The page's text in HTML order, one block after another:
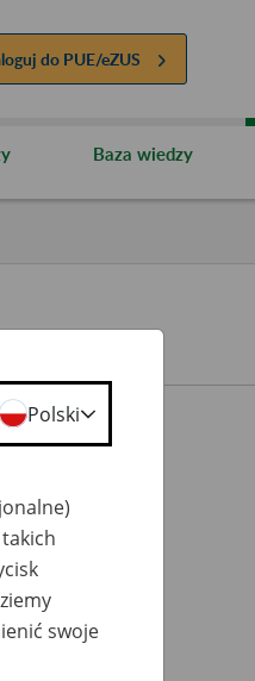
do PUE/eZUS
Baza wiedzy
Polski
swoje